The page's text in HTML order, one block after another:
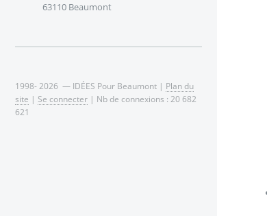
63110 Beaumont
1998- 2026 — IDÉES Pour Beaumont | Plan du
site | Se connecter | Nb de connexions : 20 682
621